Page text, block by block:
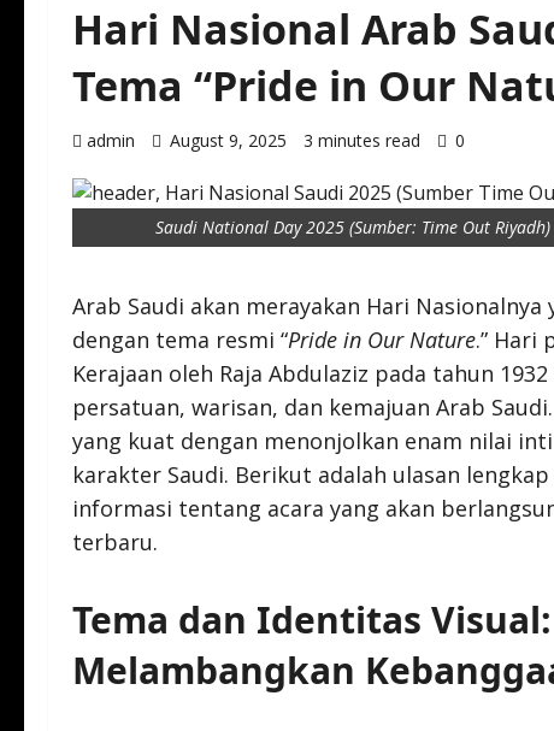
Hari Nasional Arab
Tema “Pride in Our
admin August 9, 2025 3 minutes read 0
Saudi National Day 2025 (Sumber: Time Out Riyadh)
Arab Saudi akan merayakan Hari
dengan tema resmi “Pride in Our Nature.” Hari
Kerajaan oleh Raja Abdulaziz pada tahun
persatuan, warisan, dan kemajuan Arab
yang kuat dengan menonjolkan enam nilai
karakter Saudi. Berikut adalah ulasan
informasi tentang acara yang akan
terbaru.
Tema dan Identitas
Melambangkan